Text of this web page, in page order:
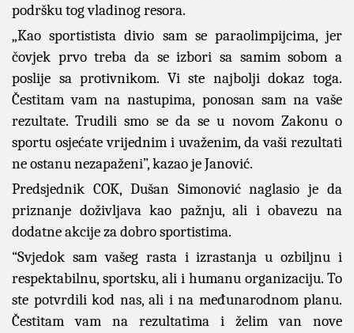
podršku tog vladinog resora.
„Kao sportistista divio sam se paraolimpijcima, jer
čovjek prvo treba da se izbori sa samim sobom a
poslije sa protivnikom. Vi ste najbolji dokaz toga.
Čestitam vam na nastupima, ponosan sam na vaše
rezultate. Trudili smo se da se u novom Zakonu o
sportu osjećate vrijednim i uvaženim, da vaši rezultati
ne ostanu nezapaženi”, kazao je Janović.
Predsjednik COK, Dušan Simonović naglasio je da
priznanje doživljava kao pažnju, ali i obavezu na
dodatne akcije za dobro sportistima.
“Svjedok sam vašeg rasta i izrastanja u ozbiljnu i
respektabilnu, sportsku, ali i humanu organizaciju. To
ste potvrdili kod nas, ali i na međunarodnom planu.
Čestitam vam na rezultatima i želim van nove